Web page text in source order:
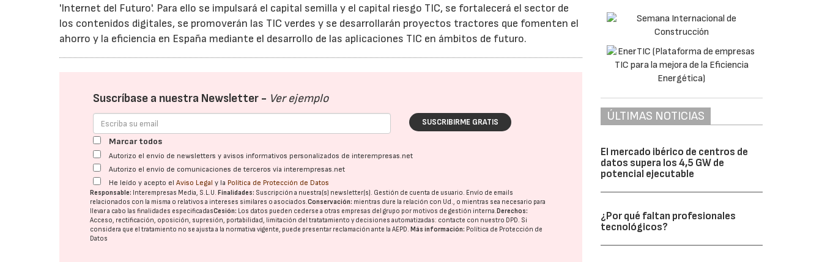
'Internet del Futuro'. Para ello se impulsará el capital semilla y el capital riesgo TIC, se fortalecerá el sector de
los contenidos digitales, se promoverán las TIC verdes y se desarrollarán proyectos tractores que fomenten el
ahorro y la eficiencia en España mediante el desarrollo de las aplicaciones TIC en ámbitos de futuro.
Suscríbase a nuestra Newsletter - Ver ejemplo
SUSCRIBIRME GRATIS
Marcar todos
Autorizo el envío de newsletters y avisos informativos personalizados de interempresas.net
Autorizo el envío de comunicaciones de terceros vía interempresas.net
He leído y acepto elAviso Legal y la Política de Protección de Datos
Responsable: Interempresas Media, S.L.U. Finalidades: Suscripción a nuestra(s) newsletter(s). Gestión de cuenta de usuario. Envío de emails
relacionados con la misma o relativos a intereses similares o asociados.Conservación: mientras dure la relación con Ud., o mientras sea necesario para
llevar a cabo las finalidades especificadasCesión: Los datos pueden cederse a otras empresas del grupo por motivos de gestión interna. Derechos:
Acceso, rectificación, oposición, supresión, portabilidad, limitación del tratatamiento y decisiones automatizadas: contacte con nuestro DPD. Si
considera que el tratamiento no se ajusta a la normativa vigente, puede presentar reclamación ante laAEPD. Más información: Política de Protección de
Datos
ÚLTIMAS NOTICIAS
El mercado ibérico de centros de
datos supera los 4,5 GW de
potencial ejecutable
¿Por qué faltan profesionales
tecnológicos?